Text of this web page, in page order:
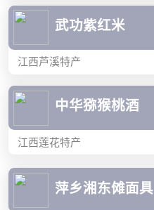
武功紫红米
江西芦溪特产
中华猕猴桃酒
江西莲花特产
萍乡湘东傩面具